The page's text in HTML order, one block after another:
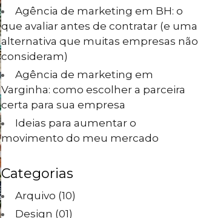
Agência de marketing em BH: o
que avaliar antes de contratar (e uma
alternativa que muitas empresas não
consideram)
Agência de marketing em
Varginha: como escolher a parceira
certa para sua empresa
Ideias para aumentar o
movimento do meu mercado
Categorias
Arquivo (10)
Design (01)